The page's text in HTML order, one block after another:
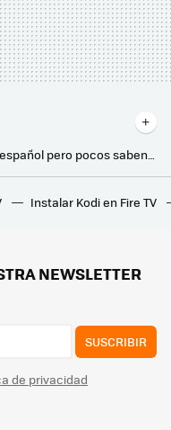
El mando a distancia es un invento español pero pocos saben que llegó hace más de siglo, antes que la tele
Pedrerol deja Atresmedia por Mediaset después de 13 años, y su salida es el reflejo perfecto de la guerra actual de las privadas
Instalar Kodi en Fire TV
NEWSLETTER
SUSCRIBIR
de privacidad